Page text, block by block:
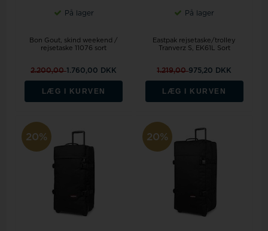
På lager
Bon Gout, skind weekend /
rejsetaske 11076 sort
2.200,001.760,00 DKK
LÆG I KURVEN
På lager
Eastpak rejsetaske/trolley
Tranverz S, EK61L Sort
1.219,00975,20 DKK
LÆG I KURVEN
20% 20%